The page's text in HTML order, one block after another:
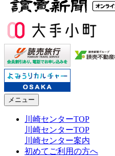
メニュー
川崎センターTOP
川崎センターTOP
川崎センター案内
初めてご利用の方へ